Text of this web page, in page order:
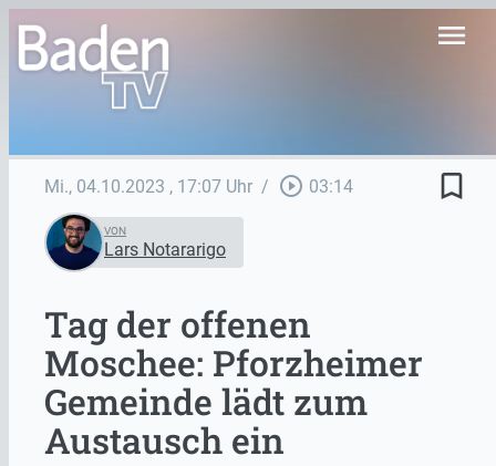
menu
Mi., 04.10.2023 , 17:07 Uhr / play_circle_outline 03:14 bookmark_border
VON
Lars Notararigo
Tag der offenen
Moschee: Pforzheimer
Gemeinde lädt zum
Austausch ein